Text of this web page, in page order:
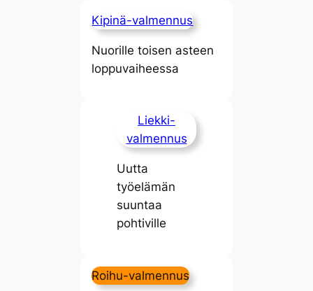
Kipinä-valmennus
Nuorille toisen asteen
loppuvaiheessa
Liekki-
valmennus
Uutta
työelämän
suuntaa
pohtiville
Roihu-valmennus